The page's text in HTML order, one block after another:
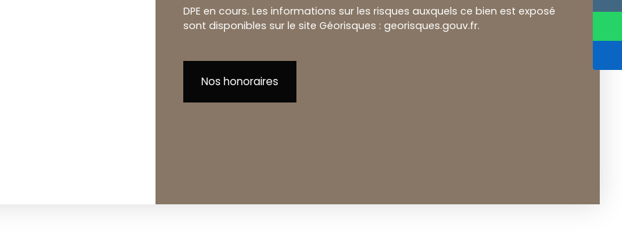
DPE en cours. Les informations sur les risques auxquels ce bien est exposé
sont disponibles sur le site Géorisques : georisques.gouv.fr.
Nos honoraires